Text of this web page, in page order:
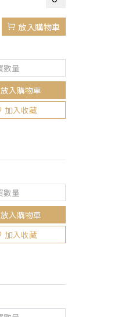
放入購物車
放入購物車
加入收藏
放入購物車
加入收藏